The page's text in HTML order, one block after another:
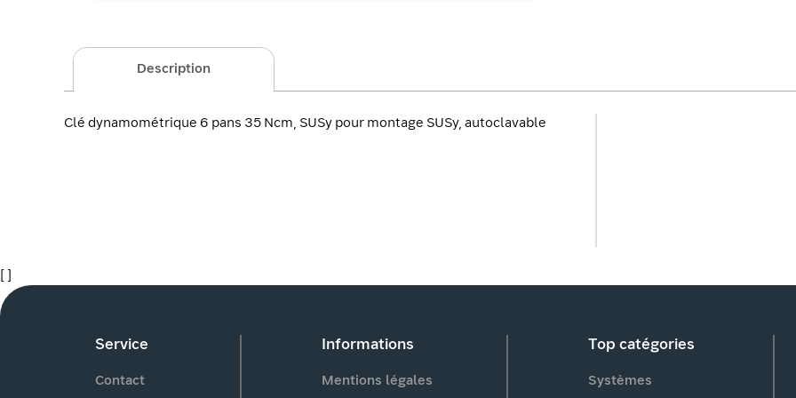
Description
Clé dynamométrique 6 pans 35 Ncm, SUSy pour montage SUSy, autoclavable
[ ]
Service
Contact
Informations
Mentions légales
Top catégories
Systèmes